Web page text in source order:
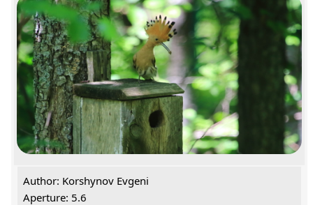
Author: Korshynov Evgeni
Aperture: 5.6